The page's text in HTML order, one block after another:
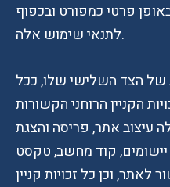
פרטי כמפורט ובכפוף
לתנאי שימוש אלה.
של הצד השלישי שלו, ככל
הקניין הרוחני הקשורות
עיצוב אתר, פריסה והצגת
יישומים, קוד מחשב, טקסט
וכן כל זכויות קניין